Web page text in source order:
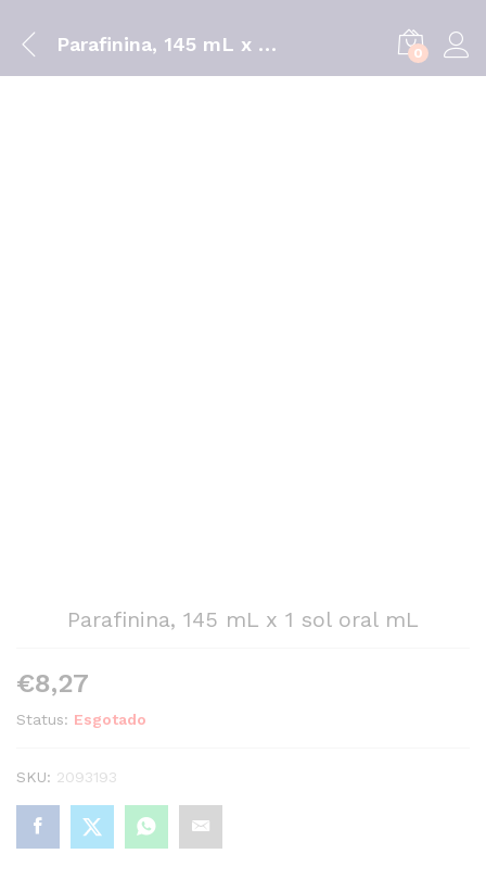
Parafinina, 145 mL x 1 sol oral mL 0
Parafinina, 145 mL x 1 sol oral mL
€8,27
Status: Esgotado
SKU: 2093193